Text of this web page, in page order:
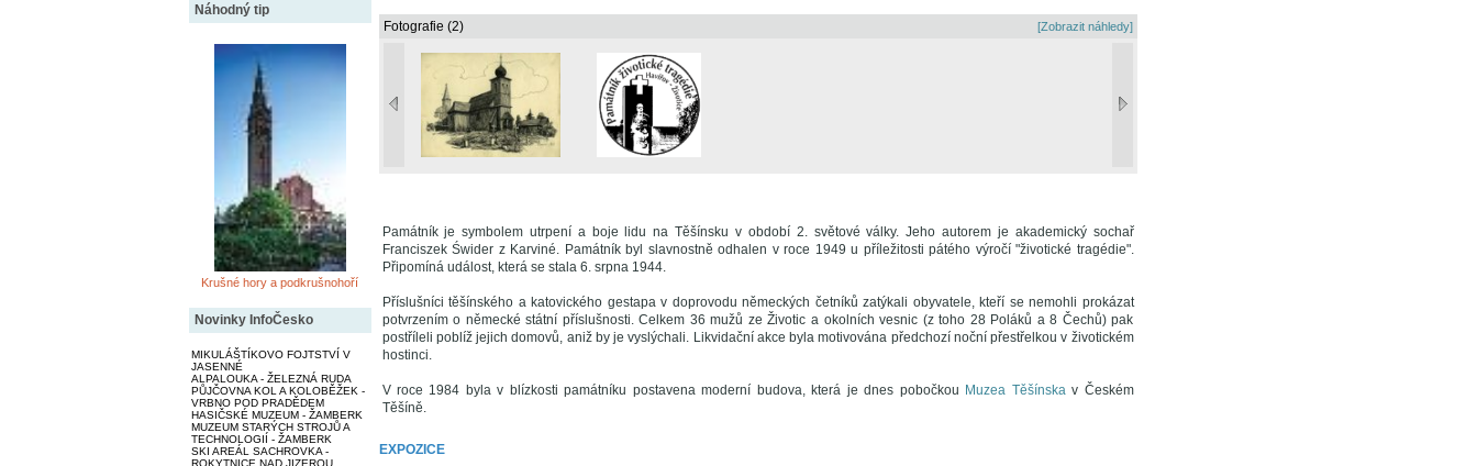
Náhodný tip
Krušné hory a podkrušnohoří
Novinky InfoČesko
MIKULÁŠTÍKOVO FOJTSTVÍ V
JASENNÉ
ALPALOUKA - ŽELEZNÁ RUDA
PŮJČOVNA KOL A KOLOBĚŽEK -
VRBNO POD PRADĚDEM
HASIČSKÉ MUZEUM - ŽAMBERK
MUZEUM STARÝCH STROJŮ A
TECHNOLOGIÍ - ŽAMBERK
SKI AREÁL SACHROVKA -
ROKYTNICE NAD JIZEROU
Fotografie (2) [Zobrazit náhledy]
Památník je symbolem utrpení a boje lidu na Těšínsku v období 2. světové války. Jeho autorem je akademický sochař
Franciszek Świder z Karviné. Památník byl slavnostně odhalen v roce 1949 u příležitosti pátého výročí "životické tragédie".
Připomíná událost, která se stala 6. srpna 1944.
Příslušníci těšínského a katovického gestapa v doprovodu německých četníků zatýkali obyvatele, kteří se nemohli prokázat
potvrzením o německé státní příslušnosti. Celkem 36 mužů ze Životic a okolních vesnic (z toho 28 Poláků a 8 Čechů) pak
postříleli poblíž jejich domovů, aniž by je vyslýchali. Likvidační akce byla motivována předchozí noční přestřelkou v životickém
hostinci.
V roce 1984 byla v blízkosti památníku postavena moderní budova, která je dnes pobočkou Muzea Těšínskav Českém
Těšíně.
EXPOZICE